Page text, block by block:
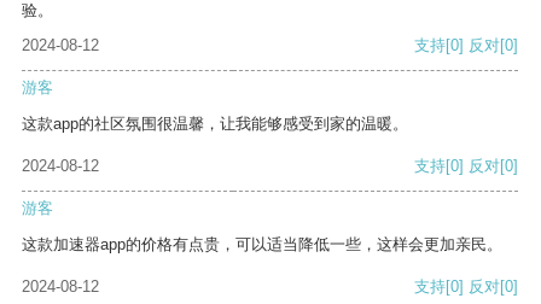
验。
2024-08-12
支持[0] 反对[0]
游客
这款app的社区氛围很温馨，让我能够感受到家的温暖。
2024-08-12 支持[0] 反对[0]
游客
这款加速器app的价格有点贵，可以适当降低一些，这样会更加亲民。
2024-08-12 支持[0] 反对[0]